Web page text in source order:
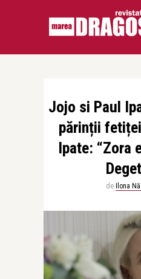
Jojo si Paul
părinții
Ipate: “Zora
de Ilona